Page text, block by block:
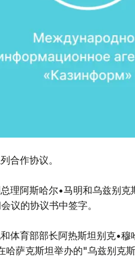
合作协议。
理阿斯哈尔•马明和乌兹别
议的协议书中签字。
体育部部长阿热斯坦别克•
萨克斯坦举办的"乌兹别克